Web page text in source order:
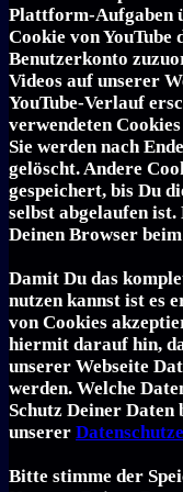
Plattform-Aufgaben
Cookie von
Benutzerkonto
Videos auf unserer
YouTube-Verlauf
verwendeten
Sie werden nach
gelöscht. Andere
gespeichert, bis Du
selbst abgelaufen ist.
Deinen Browser
Damit Du das
nutzen kannst ist es
von Cookies
hiermit darauf hin,
unserer Webseite
werden. Welche
Schutz Deiner
unserer
Bitte stimme der